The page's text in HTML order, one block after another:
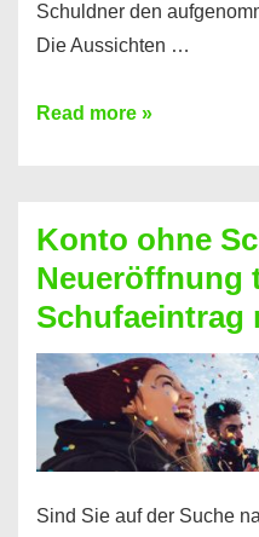
Schuldner den
Die Aussichten …
Mit
Sie
einen
Kredit
ohne
Einkommensnachweis
Read more »
Konto ohne
Neueröffnung
Schufaeintrag
Sind Sie auf der Suche